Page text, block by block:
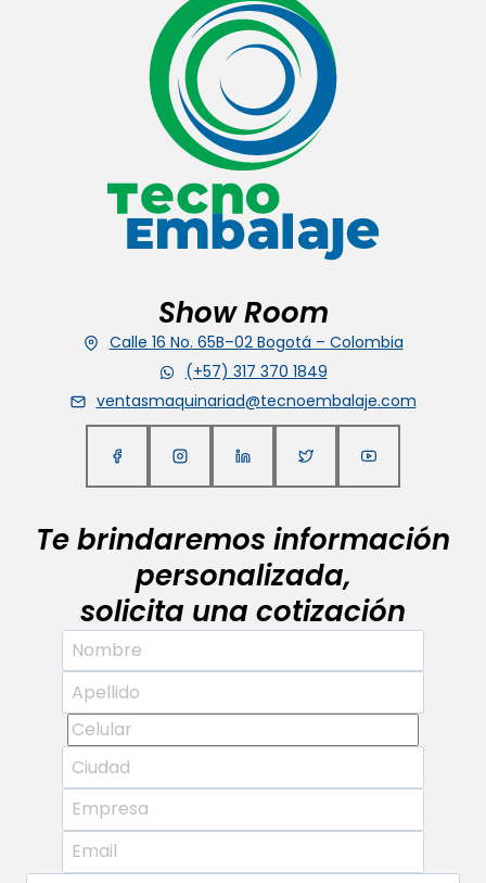
Show Room
Calle 16 No. 65B–02 Bogotá – Colombia
(+57) 317 370 1849
ventasmaquinariad@tecnoembalaje.com
Te brindaremos información
personalizada,
solicita una cotización